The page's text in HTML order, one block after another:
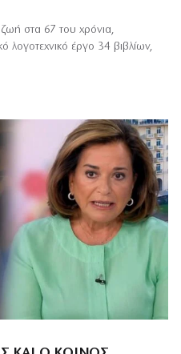
στα 67 του χρόνια,
λογοτεχνικό έργο 34 βιβλίων,